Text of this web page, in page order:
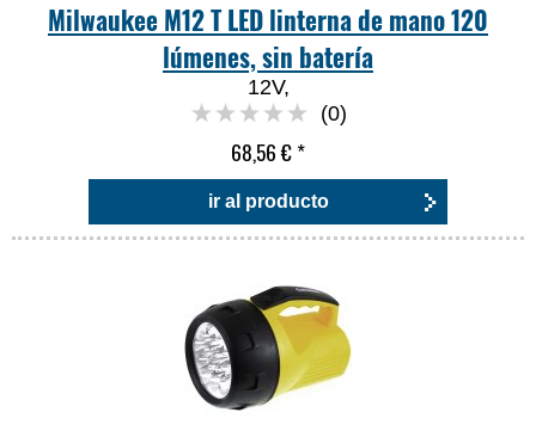
Milwaukee M12 T LED linterna de mano 120
lúmenes, sin batería
12V,
(0)
68,56 €*
ir al producto